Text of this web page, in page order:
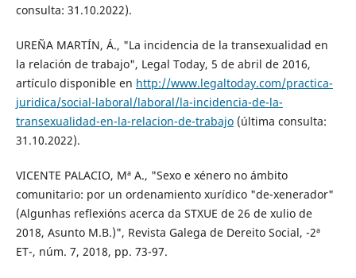
consulta: 31.10.2022).
UREÑA MARTÍN, Á., "La incidencia de la transexualidad en
la relación de trabajo", Legal Today, 5 de abril de 2016,
artículo disponible en http://www.legaltoday.com/practica-
juridica/social-laboral/laboral/la-incidencia-de-la-
transexualidad-en-la-relacion-de-trabajo(última consulta:
31.10.2022).
VICENTE PALACIO, Mª A., "Sexo e xénero no ámbito
comunitario: por un ordenamiento xurídico "de-xenerador"
(Algunhas reflexións acerca da STXUE de 26 de xulio de
2018, Asunto M.B.)", Revista Galega de Dereito Social, -2ª
ET-, núm. 7, 2018, pp. 73-97.